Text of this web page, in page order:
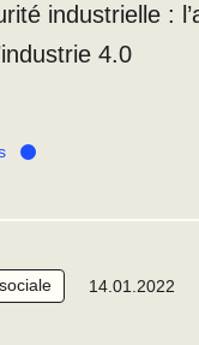
industrielle :
4.0
14.01.2022